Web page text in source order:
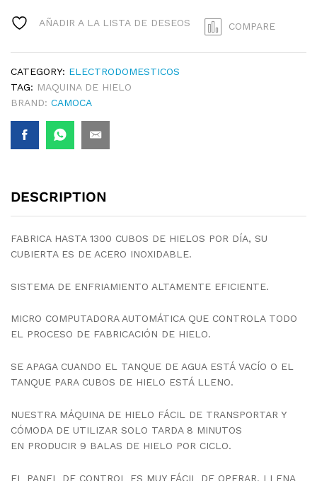
AÑADIR A LA LISTA DE DESEOS COMPARE
CATEGORY: ELECTRODOMESTICOS
TAG: MAQUINA DE HIELO
BRAND: CAMOCA
DESCRIPTION
FABRICA HASTA 1300 CUBOS DE HIELOS POR DÍA, SU
CUBIERTA ES DE ACERO INOXIDABLE.
SISTEMA DE ENFRIAMIENTO ALTAMENTE EFICIENTE.
MICRO COMPUTADORA AUTOMÁTICA QUE CONTROLA TODO
EL PROCESO DE FABRICACIÓN DE HIELO.
SE APAGA CUANDO EL TANQUE DE AGUA ESTÁ VACÍO O EL
TANQUE PARA CUBOS DE HIELO ESTÁ LLENO.
NUESTRA MÁQUINA DE HIELO FÁCIL DE TRANSPORTAR Y
CÓMODA DE UTILIZAR SOLO TARDA 8 MINUTOS
EN PRODUCIR 9 BALAS DE HIELO POR CICLO.
EL PANEL DE CONTROL ES MUY FÁCIL DE OPERAR. LLENA